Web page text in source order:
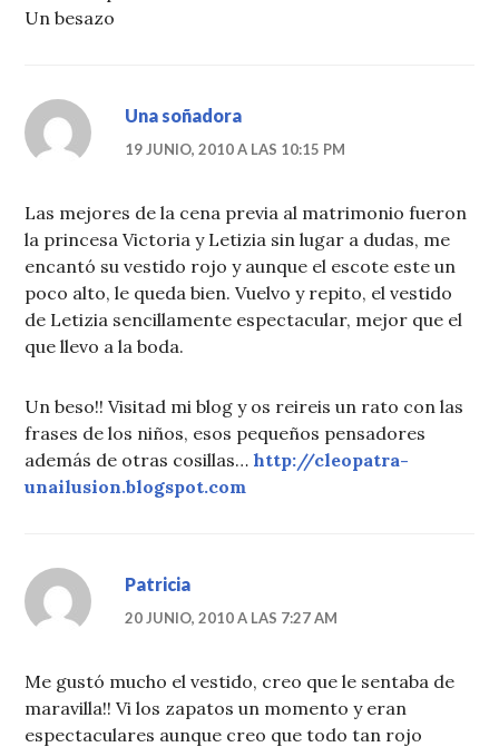
Un besazo
Una soñadora
19 JUNIO, 2010 A LAS 10:15 PM
Las mejores de la cena previa al matrimonio fueron
la princesa Victoria y Letizia sin lugar a dudas, me
encantó su vestido rojo y aunque el escote este un
poco alto, le queda bien. Vuelvo y repito, el vestido
de Letizia sencillamente espectacular, mejor que el
que llevo a la boda.
Un beso!! Visitad mi blog y os reireis un rato con las
frases de los niños, esos pequeños pensadores
además de otras cosillas…http://cleopatra-
unailusion.blogspot.com
Patricia
20 JUNIO, 2010 A LAS 7:27 AM
Me gustó mucho el vestido, creo que le sentaba de
maravilla!! Vi los zapatos un momento y eran
espectaculares aunque creo que todo tan rojo